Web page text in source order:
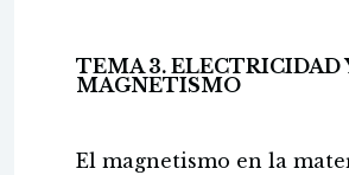
TEMA 3. ELECTRICIDAD
MAGNETISMO
El magnetismo en la